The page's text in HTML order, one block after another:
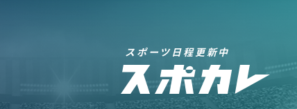
スポーツ日程更新中